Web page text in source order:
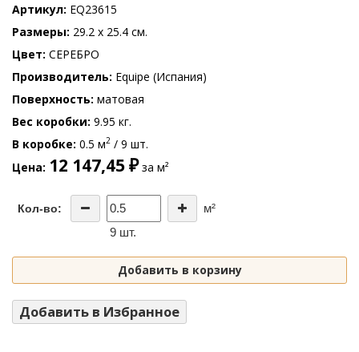
Артикул EQ23615
Размеры 29.2 x 25.4 см.
Цвет СЕРЕБРО
Производитель Equipe (Испания)
Поверхность матовая
Вес коробки 9.95 кг.
В коробке 0.5 м2 / 9 шт.
Цена 12 147,45 ₽за м²
Кол-во:
м²
9 шт.
Добавить в корзину
Добавить в Избранное